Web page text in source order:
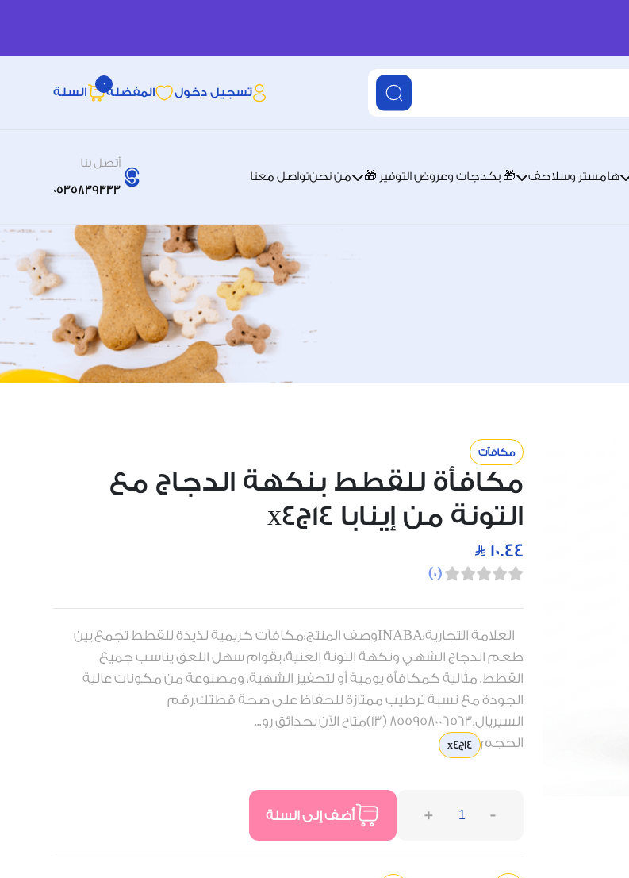
تسجيل دخول المفضله
0
السلة
هامستر وسلاحف 🎁 بكدجات وعروض التوفير 🎁 من نحنتواصل معنا
أتصل بنا
0535839333
مكافآت
مكافأة للقطط بنكهة الدجاج مع
التونة من إينابا 14جx4
10.44
(
0
)
العلامة التجارية:INABAوصف المنتج:مكافآت كريمية لذيذة للقطط تجمع بين
طعم الدجاج الشهي ونكهة التونة الغنية، بقوام سهل اللعق يناسب جميع
القطط. مثالية كمكافأة يومية أو لتحفيز الشهية، ومصنوعة من مكونات عالية
الجودة مع نسبة ترطيب ممتازة للحفاظ على صحة قطتك.رقم
السيريال:855958006563 (13)متاح الآن بحدائق رو...
الحجم
14جx4
-
+ أضف إلى السلة